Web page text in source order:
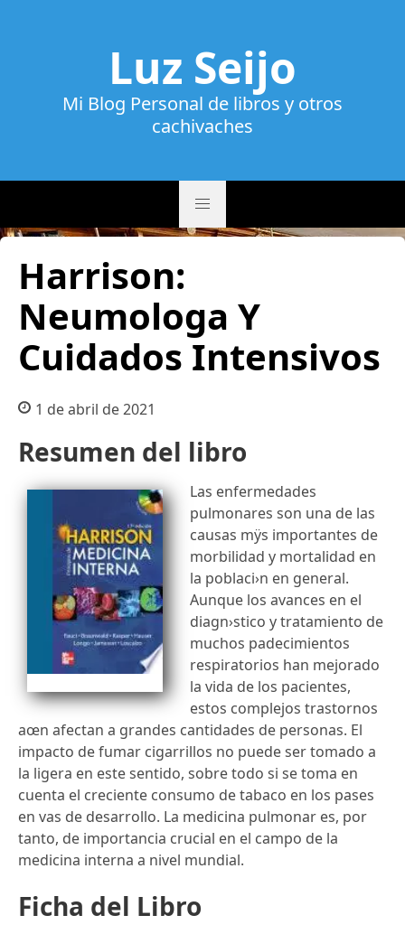
Luz Seijo
Mi Blog Personal de libros y otros
cachivaches
Harrison:
Neumolog­a Y
Cuidados Intensivos
1 de abril de 2021
Resumen del libro
Las enfermedades
pulmonares son una de las
causas mÿs importantes de
morbilidad y mortalidad en
la poblaci›n en general.
Aunque los avances en el
diagn›stico y tratamiento de
muchos padecimientos
respiratorios han mejorado
la vida de los pacientes,
estos complejos trastornos
aœn afectan a grandes cantidades de personas. El
impacto de fumar cigarrillos no puede ser tomado a
la ligera en este sentido, sobre todo si se toma en
cuenta el creciente consumo de tabaco en los pa­ses
en v­as de desarrollo. La medicina pulmonar es, por
tanto, de importancia crucial en el campo de la
medicina interna a nivel mundial.
Ficha del Libro